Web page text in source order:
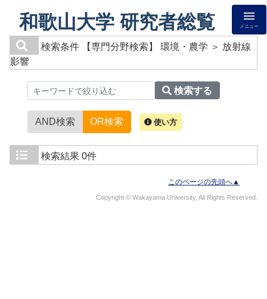
和歌山大学 研究者総覧 メニュー
検索条件
【専門分野検索】 環境・農学 ＞ 放射線
影響
検索する
AND検索 OR検索 使い方
検索結果 0件
このページの先頭へ▲
Copyright © Wakayama University, All Rights Reserved.